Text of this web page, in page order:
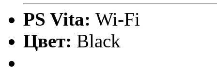
PS Vita: Wi-Fi
Цвет: Black